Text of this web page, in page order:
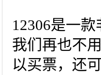
12306是一
我们再也不
以买票，还